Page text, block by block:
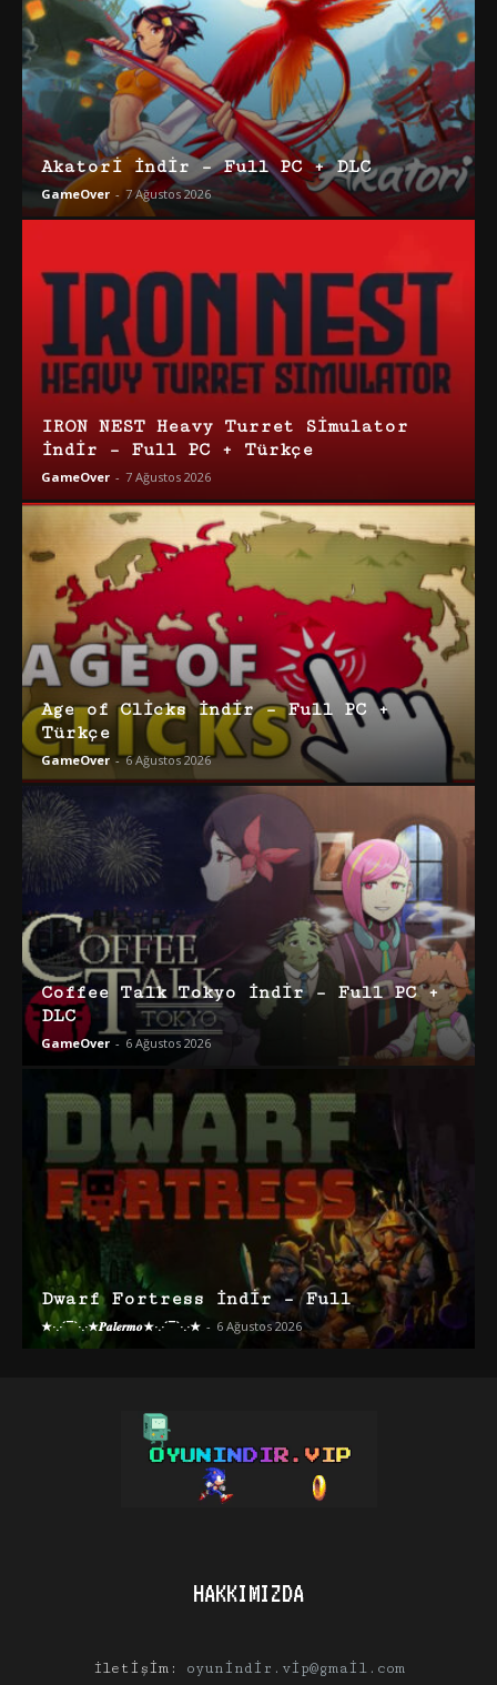
Akatori İndir – Full PC + DLC
GameOver - 7 Ağustos 2026
IRON NEST Heavy Turret Simulator
İndir – Full PC + Türkçe
GameOver - 7 Ağustos 2026
Age of Clicks İndir – Full PC +
Türkçe
GameOver - 6 Ağustos 2026
Coffee Talk Tokyo İndir – Full PC +
DLC
GameOver - 6 Ağustos 2026
Dwarf Fortress İndir – Full
★·.·´¯`·.·★𝑷𝒂𝒍𝒆𝒓𝒎𝒐★·.·´¯`·.·★ - 6 Ağustos 2026
HAKKIMIZDA
İletişim: oyunindir.vip@gmail.com